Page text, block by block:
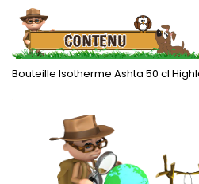
Bouteille Isotherme Ashta 50 cl
.